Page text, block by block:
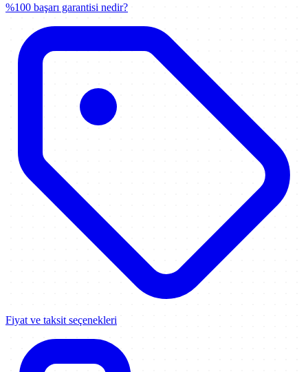
%100 başarı garantisi nedir?
Fiyat ve taksit seçenekleri